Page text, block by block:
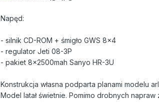
Napęd:
- silnik CD-ROM + śmigło GWS 8x4
- regulator Jeti 08-3P
- pakiet 8x2500mah Sanyo HR-3U
Konstrukcja własna podparta planami modelu
Model latał świetnie. Pomimo drobnych